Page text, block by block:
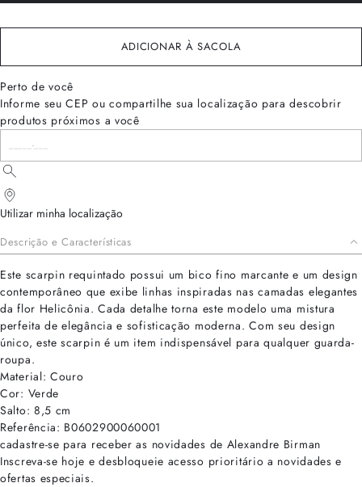
ADICIONAR À SACOLA
Perto de você
Informe seu CEP ou compartilhe sua localização para descobrir
produtos próximos a você
Utilizar minha localização
Descrição e Características
Este scarpin requintado possui um bico fino marcante e um design
contemporâneo que exibe linhas inspiradas nas camadas elegantes
da flor Helicônia. Cada detalhe torna este modelo uma mistura
perfeita de elegância e sofisticação moderna. Com seu design
único, este scarpin é um item indispensável para qualquer guarda-
roupa.
Material: Couro
Cor: Verde
Salto: 8,5 cm
Referência: B0602900060001
cadastre-se para receber as novidades de Alexandre Birman
Inscreva-se hoje e desbloqueie acesso prioritário a novidades e
ofertas especiais.